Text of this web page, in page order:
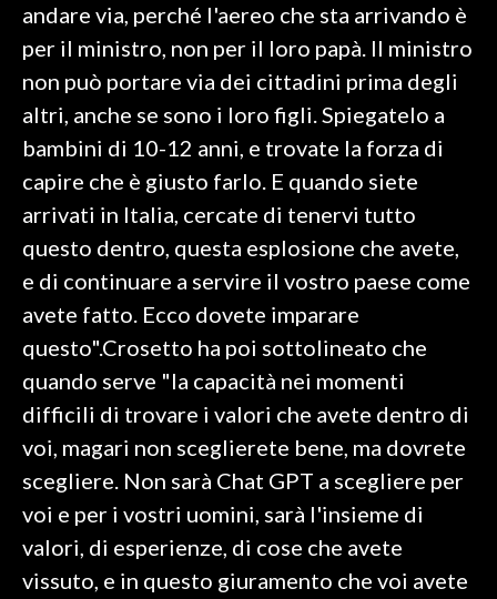
andare via, perché l'aereo che sta arrivando è
per il ministro, non per il loro papà. Il ministro
non può portare via dei cittadini prima degli
altri, anche se sono i loro figli. Spiegatelo a
bambini di 10-12 anni, e trovate la forza di
capire che è giusto farlo. E quando siete
arrivati in Italia, cercate di tenervi tutto
questo dentro, questa esplosione che avete,
e di continuare a servire il vostro paese come
avete fatto. Ecco dovete imparare
questo".Crosetto ha poi sottolineato che
quando serve "la capacità nei momenti
difficili di trovare i valori che avete dentro di
voi, magari non sceglierete bene, ma dovrete
scegliere. Non sarà Chat GPT a scegliere per
voi e per i vostri uomini, sarà l'insieme di
valori, di esperienze, di cose che avete
vissuto, e in questo giuramento che voi avete